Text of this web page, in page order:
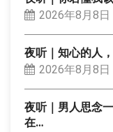
2026年8月8日
夜听｜知心的人
2026年8月8日
夜听｜男人思念
在…